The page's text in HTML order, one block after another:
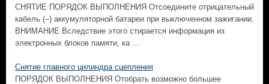
СНЯТИЕ ПОРЯДОК ВЫПОЛНЕНИЯ Отсоедините отрицательный
кабель (–) аккумуляторной батареи при выключенном зажигании.
ВНИМАНИЕ Вследствие этого стирается информация из
электронных блоков памяти, ка ...
Снятие главного цилиндра сцепления
ПОРЯДОК ВЫПОЛНЕНИЯ Отобрать возможно большее